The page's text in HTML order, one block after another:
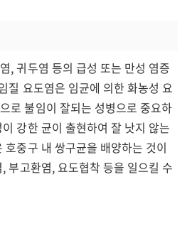
, 귀두염 등의 급성 또는 만성 염증
질 요도염은 임균에 의한 화농성 요
로 불임이 잘되는 성병으로 중요하
강한 균이 출현하여 잘 낫지 않는
호중구 내 쌍구균을 배양하는 것이
부고환염, 요도협착 등을 일으킬 수